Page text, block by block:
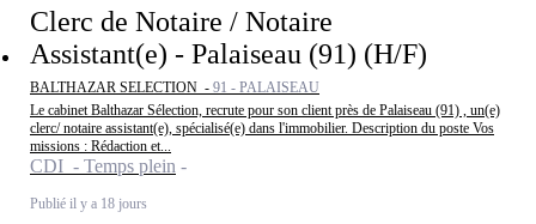
Clerc de Notaire / Notaire
Assistant(e) - Palaiseau (91) (H/F)
BALTHAZAR SELECTION - 91 - PALAISEAU
Le cabinet Balthazar Sélection, recrute pour son client près de Palaiseau (91) , un(e)
clerc/ notaire assistant(e), spécialisé(e) dans l'immobilier. Description du poste Vos
missions : Rédaction et...
CDI - Temps plein
Publié il y a 18 jours